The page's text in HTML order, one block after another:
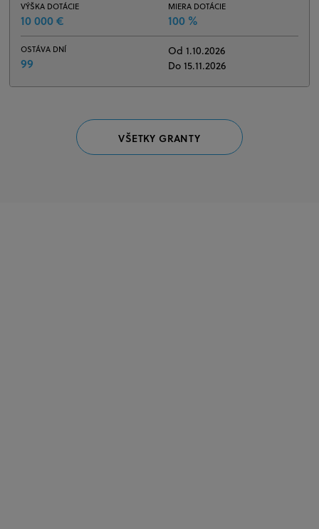
VÝŠKA DOTÁCIE
10 000 €
MIERA DOTÁCIE
100 %
OSTÁVA DNÍ
99
Od 1.10.2026
Do 15.11.2026
VŠETKY GRANTY